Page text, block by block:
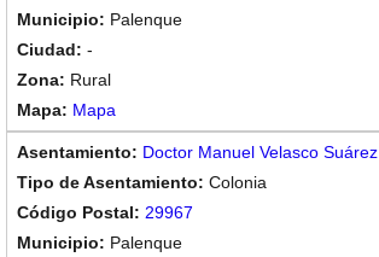
Palenque
-
Rural
Mapa
Doctor Manuel Velasco Suárez
Colonia
29967
Palenque